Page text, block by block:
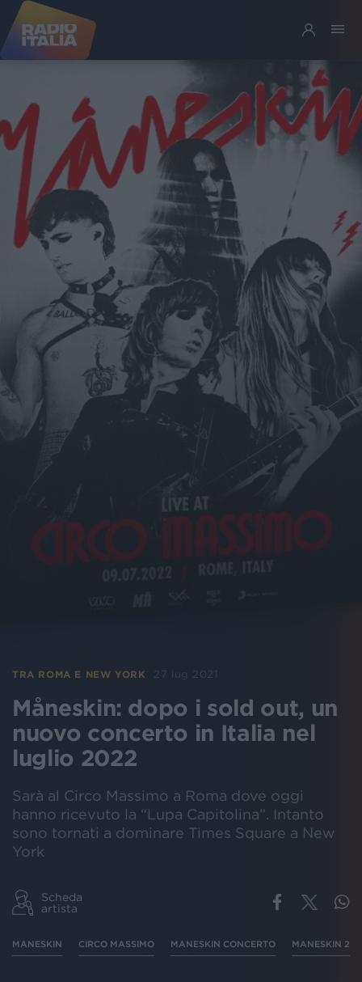
TRA ROMA E NEW YORK 27 lug 2021
Måneskin: dopo i sold out, un
nuovo concerto in Italia nel
luglio 2022
Sarà al Circo Massimo a Roma dove oggi
hanno ricevuto la “Lupa Capitolina”. Intanto
sono tornati a dominare Times Square a New
York
Scheda
artista
MANESKIN CIRCO MASSIMO MANESKIN CONCERTO MANESKIN